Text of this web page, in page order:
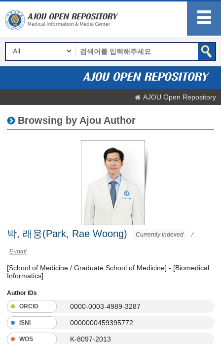
AJOU Open Repository
Browsing by Ajou Author
박, 래웅(Park, Rae Woong) Currently indexed /
E-mail
[School of Medicine / Graduate School of Medicine] - [Biomedical
Informatics]
Author IDs
ORCID
0000-0003-4989-3287
ISNI 0000000459395772
WOS K-8097-2013